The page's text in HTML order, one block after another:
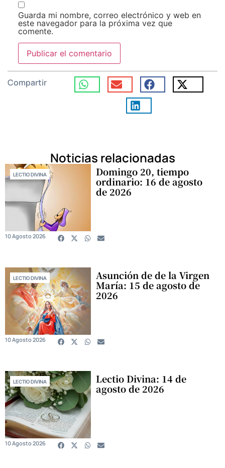
Guarda mi nombre, correo electrónico y web en
este navegador para la próxima vez que
comente.
Compartir
Noticias relacionadas
LECTIO DIVINA Domingo 20, tiempo
ordinario: 16 de agosto
de 2026
10 Agosto 2026
LECTIO DIVINA Asunción de de la Virgen
María: 15 de agosto de
2026
10 Agosto 2026
LECTIO DIVINA Lectio Divina: 14 de
agosto de 2026
10 Agosto 2026